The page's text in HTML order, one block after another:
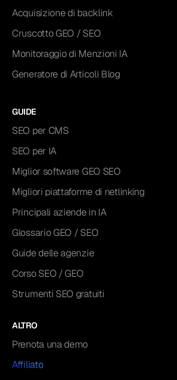
Acquisizione di backlink
Cruscotto GEO / SEO
Monitoraggio di Menzioni IA
Generatore di Articoli Blog
GUIDE
SEO per CMS
SEO per IA
Miglior software GEO SEO
Migliori piattaforme di netlinking
Principali aziende in IA
Glossario GEO / SEO
Guide delle agenzie
Corso SEO / GEO
Strumenti SEO gratuiti
ALTRO
Prenota una demo
Affiliato